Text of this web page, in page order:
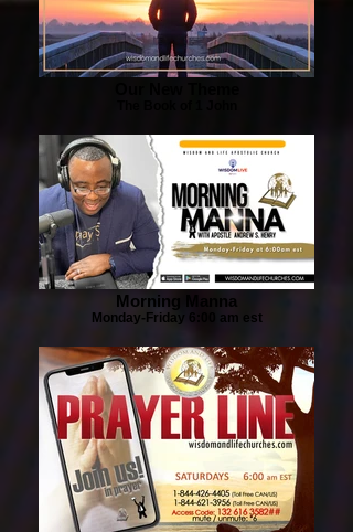
Morning Manna
Monday-Friday 6:00 am est